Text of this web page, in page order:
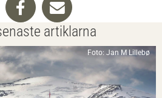
artiklarna
Foto: Jan M Lillebø